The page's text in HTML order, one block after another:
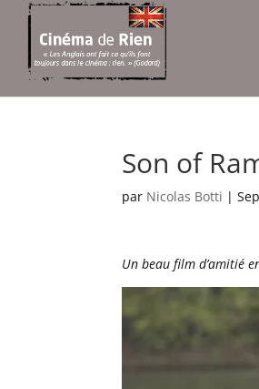
Son of
par Nicolas Botti |
Un beau film d’amitié